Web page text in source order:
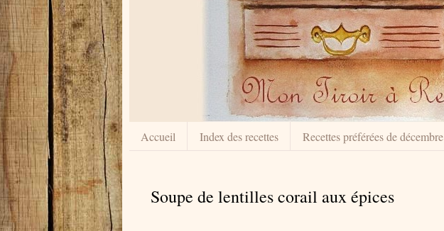
Accueil Index des recettes Recettes préférées de décembre
Soupe de lentilles corail aux épices